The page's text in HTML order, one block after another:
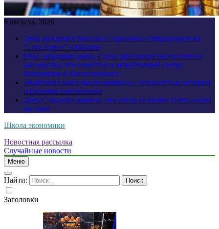
8 августа, 2026
День рождения Михаила Горшенева отпразднуют на
“Live Арене” в Москве
Муж загадочно умер, а дочь присвоила баснословное
наследство: что известно о непубличной сестре
Михалкова и Кончаловского
«Картинно выпадал из машины»: неизвестные истории
о Евгении Евстигнееве
Дочь Сэндлера заявила, что актер не может снять носки
на суше
Школа экономики
Новостная рассылка
Случайные новости
Меню
Найти:
Заголовки